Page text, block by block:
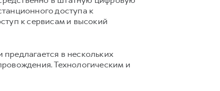
доступа к
к сервисам и высокий
в нескольких
Технологическим и